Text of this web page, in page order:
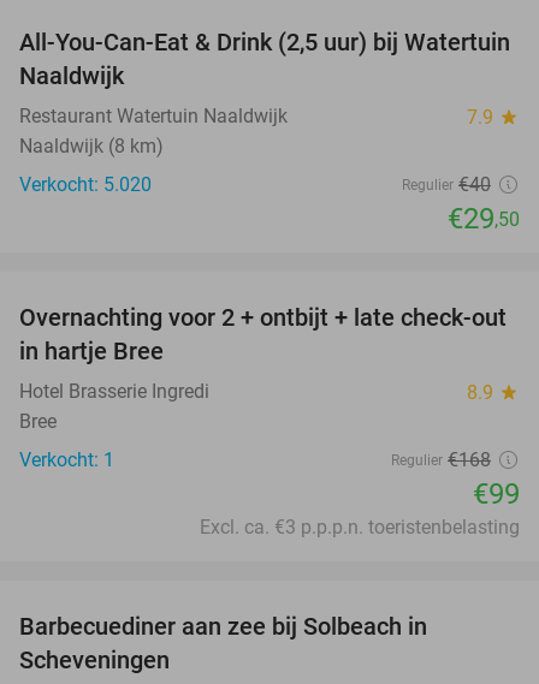
26%
All-You-Can-Eat & Drink (2,5 uur) bij Watertuin
Naaldwijk
Restaurant Watertuin Naaldwijk 7.9 star
Naaldwijk (8 km)
Verkocht: 5.020
Regulier €40
€29,50
41%
TODAY
Overnachting voor 2 + ontbijt + late check-out
in hartje Bree
Hotel Brasserie Ingredi 8.9 star
Bree
Verkocht: 1
Regulier €168
€99
Excl. ca. €3 p.p.p.n. toeristenbelasting
Barbecuediner aan zee bij Solbeach in
Scheveningen